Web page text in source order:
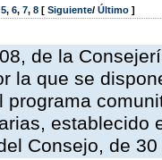
5, 6, 7, 8 [ Siguiente/ Último ]
de la
la que se
programa
establecido
Consejo, de